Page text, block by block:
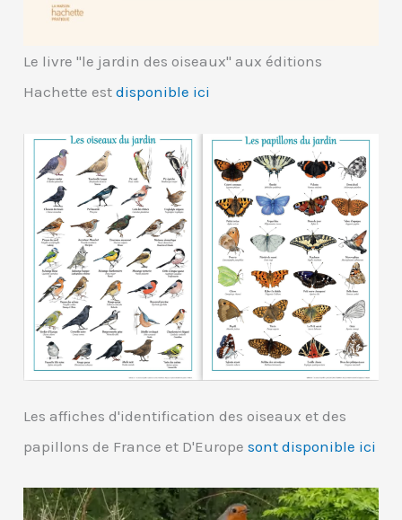
Le livre "le jardin des oiseaux" aux éditions
Hachette estdisponible ici
Les affiches d'identification des oiseaux et des
papillons de France et D'Europesont disponible ici